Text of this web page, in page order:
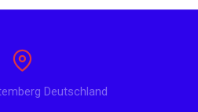
Deutschland